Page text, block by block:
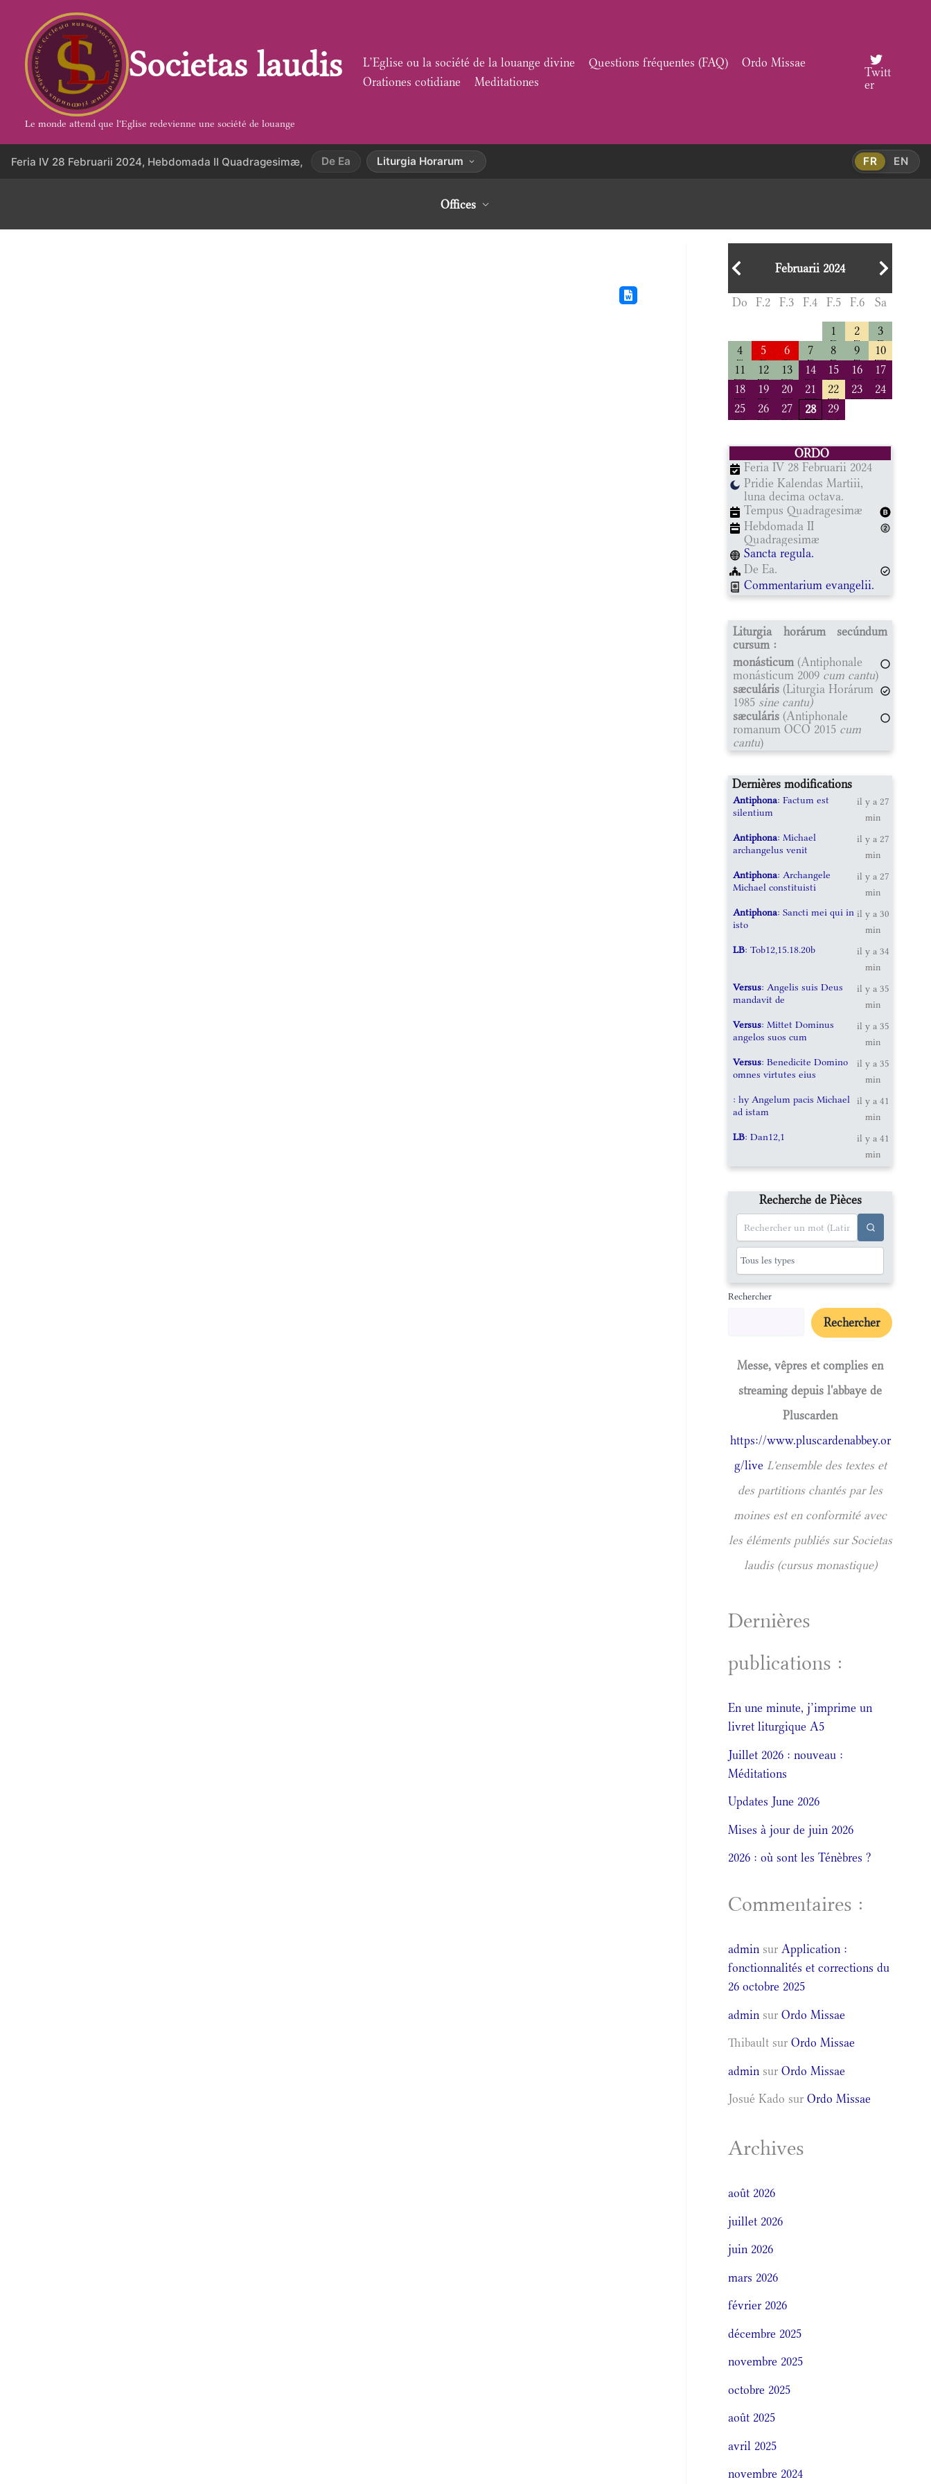
contenu
Societas laudis
Le monde attend que l'Eglise redevienne une société de louange
L’Eglise ou la société de la louange divine Questions fréquentes (FAQ)
Ordo Missae
Orationes cotidiane
Meditationes
Twitt
er
Feria IV 28 Februarii 2024, Hebdomada II Quadragesimæ, De Ea Liturgia Horarum FR EN
Offices
Februarii 2024
Do F.2 F.3 F.4 F.5 F.6 Sa
1 2
3
4
5 6 7 8 9
10
11
12 13 14 15 16
17
18
19 20 21 22 23
24
25
26 27 28 29
ORDO
Feria IV 28 Februarii 2024
Pridie Kalendas Martiii,
luna decima octava.
Tempus Quadragesimæ
Hebdomada II
Quadragesimæ
Sancta regula.
De Ea.
Commentarium evangelii.
Liturgia horárum secúndum
cursum :
monásticum (Antiphonale
monásticum 2009 cum cantu)
sæculáris (Liturgia Horárum
1985 sine cantu)
sæculáris (Antiphonale
romanum OCO 2015 cum
cantu)
Dernières modifications
Antiphona: Factum est
silentium
il y a 27
min
Antiphona: Michael
archangelus venit
il y a 27
min
Antiphona: Archangele
Michael constituisti
il y a 27
min
Antiphona: Sancti mei qui in
isto
il y a 30
min
LB: Tob12,15.18.20b
il y a 34
min
Versus: Angelis suis Deus
mandavit de
il y a 35
min
Versus: Mittet Dominus
angelos suos cum
il y a 35
min
Versus: Benedicite Domino
omnes virtutes eius
il y a 35
min
: hy Angelum pacis Michael
ad istam
il y a 41
min
LB: Dan12,1
il y a 41
min
Recherche de Pièces
Rechercher
Rechercher
Messe, vêpres et complies en
streaming depuis l'abbaye de
Pluscarden
https://www.pluscardenabbey.or
g/live L'ensemble des textes et
des partitions chantés par les
moines est en conformité avec
les éléments publiés sur Societas
laudis (cursus monastique)
Dernières
publications :
En une minute, j’imprime un
livret liturgique A5
Juillet 2026 : nouveau :
Méditations
Updates June 2026
Mises à jour de juin 2026
2026 : où sont les Ténèbres ?
Commentaires :
admin surApplication :
fonctionnalités et corrections du
26 octobre 2025
admin surOrdo Missae
Thibault surOrdo Missae
admin surOrdo Missae
Josué Kado surOrdo Missae
Archives
août 2026
juillet 2026
juin 2026
mars 2026
février 2026
décembre 2025
novembre 2025
octobre 2025
août 2025
avril 2025
novembre 2024